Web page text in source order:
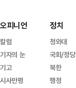
오피니언
칼럼
기자의 눈
기고
시사만평
정치
청와대
국회/정당
북한
행정